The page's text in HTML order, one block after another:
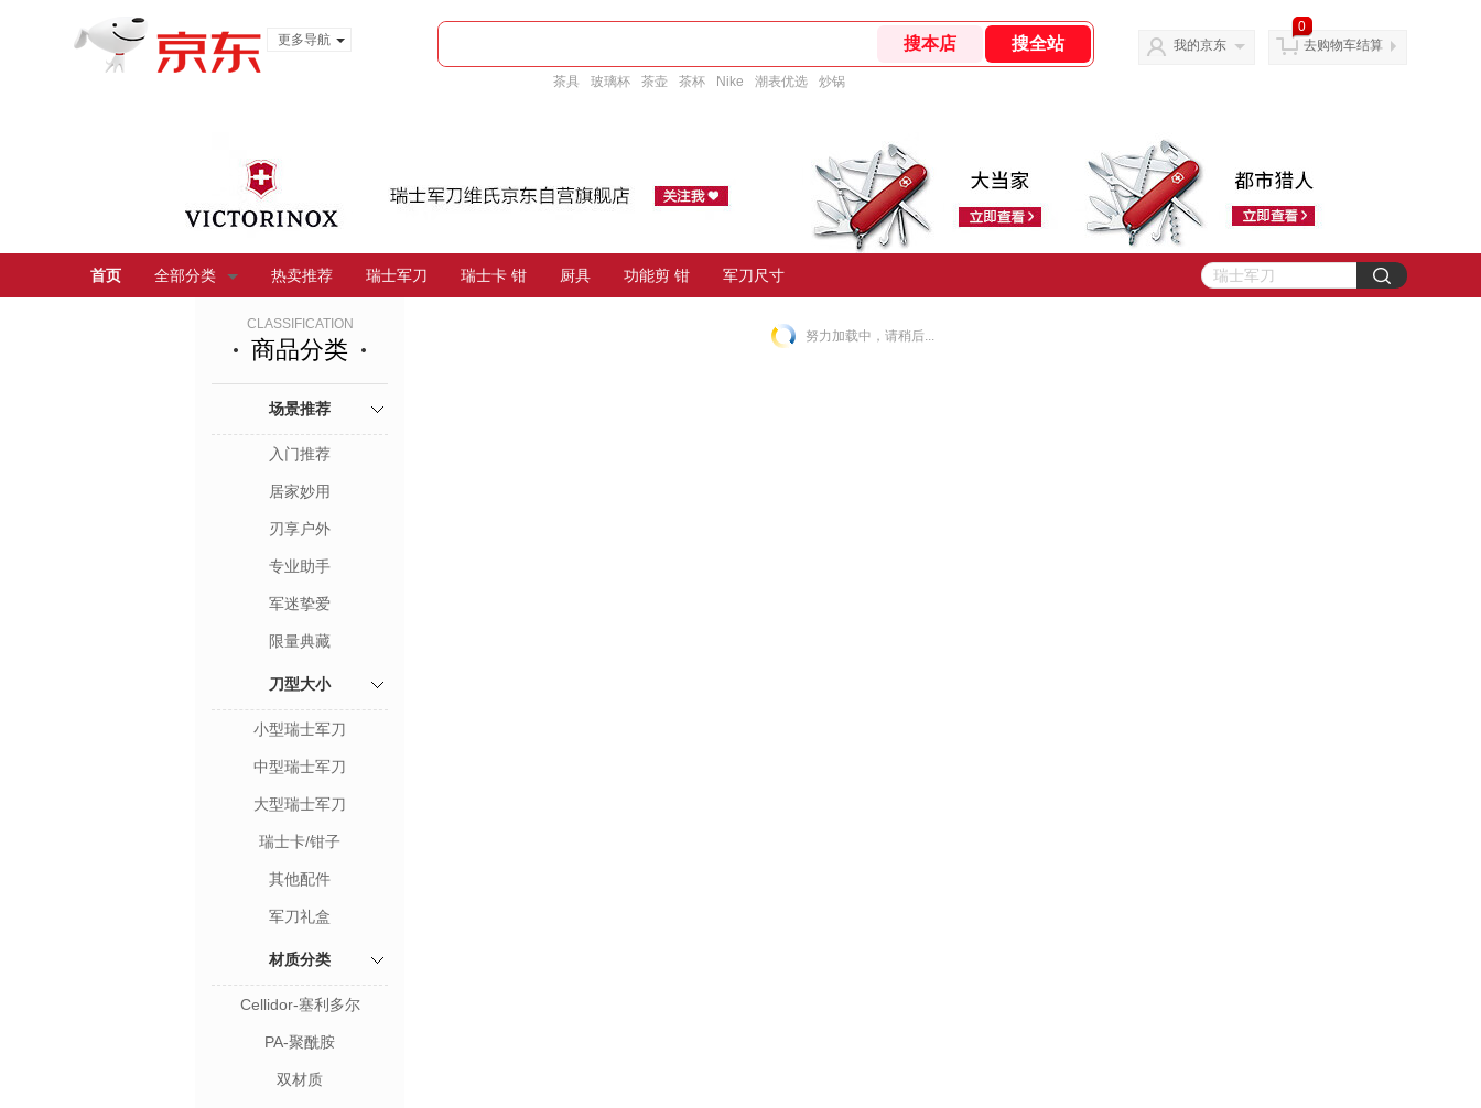
更多导航
茶具 玻璃杯 茶壶 茶杯 Nike 潮表优选 炒锅
我的京东
0
去购物车结算
首页 全部分类 热卖推荐 瑞士军刀 瑞士卡 钳 厨具 功能剪 钳 军刀尺寸
CLASSIFICATION
商品分类
场景推荐
入门推荐
居家妙用
刃享户外
专业助手
军迷挚爱
限量典藏
刀型大小
小型瑞士军刀
中型瑞士军刀
大型瑞士军刀
瑞士卡/钳子
其他配件
军刀礼盒
材质分类
Cellidor-塞利多尔
PA-聚酰胺
双材质
努力加载中，请稍后...